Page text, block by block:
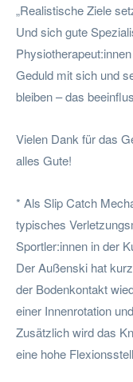
„Realistische Ziele
Und sich gute
Geduld mit sich und
bleiben – das
Vielen Dank für das
alles Gute!
* Als Slip Catch
typisches
Sportler:innen in der
Der Außenski hat
der Bodenkontakt
einer Innenrotation
Zusätzlich wird das
eine hohe